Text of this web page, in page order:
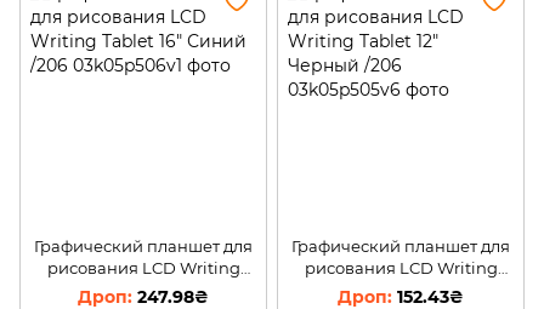
Графический планшет для
рисования LCD Writing
Tablet 16" Синий /206
247.98₴
Графический планшет для
рисования LCD Writing
Tablet 12" Черный /206
152.43₴